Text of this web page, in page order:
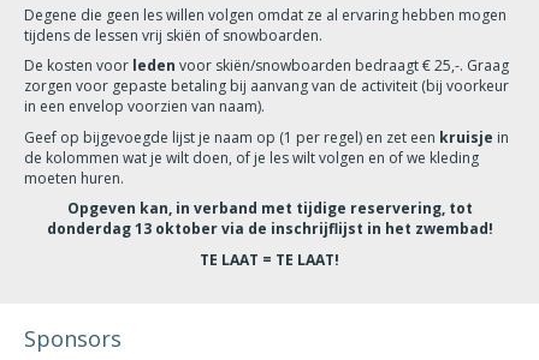
Degene die geen les willen volgen omdat ze al ervaring hebben mogen
tijdens de lessen vrij skiën of snowboarden.
De kosten voor leden voor skiën/snowboarden bedraagt € 25,-. Graag
zorgen voor gepaste betaling bij aanvang van de activiteit (bij voorkeur
in een envelop voorzien van naam).
Geef op bijgevoegde lijst je naam op (1 per regel) en zet een kruisje in
de kolommen wat je wilt doen, of je les wilt volgen en of we kleding
moeten huren.
Opgeven kan, in verband met tijdige reservering, tot
donderdag 13 oktober via de inschrijflijst in het zwembad!
TE LAAT = TE LAAT!
Sponsors